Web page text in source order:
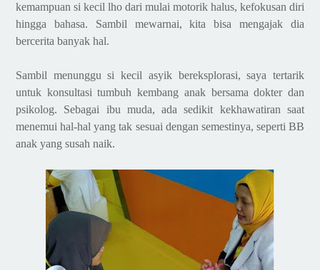
kemampuan si kecil lho dari mulai motorik halus, kefokusan diri
hingga bahasa. Sambil mewarnai, kita bisa mengajak dia
bercerita banyak hal.
Sambil menunggu si kecil asyik bereksplorasi, saya tertarik
untuk konsultasi tumbuh kembang anak bersama dokter dan
psikolog. Sebagai ibu muda, ada sedikit kekhawatiran saat
menemui hal-hal yang tak sesuai dengan semestinya, seperti BB
anak yang susah naik.